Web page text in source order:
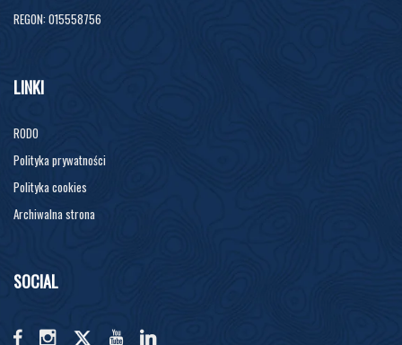
REGON: 015558756
LINKI
RODO
Polityka prywatności
Polityka cookies
Archiwalna strona
SOCIAL